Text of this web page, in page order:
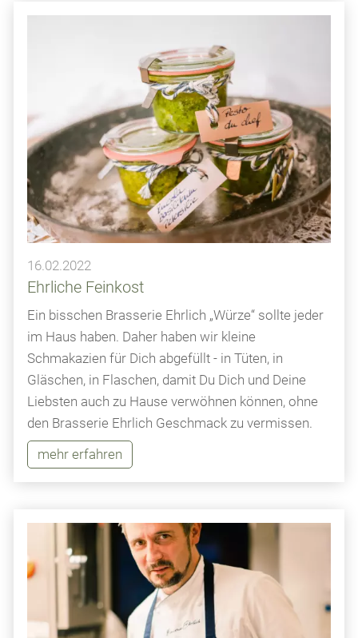
16.02.2022
Ehrliche Feinkost
Ein bisschen Brasserie Ehrlich „Würze“ sollte jeder
im Haus haben. Daher haben wir kleine
Schmakazien für Dich abgefüllt - in Tüten, in
Gläschen, in Flaschen, damit Du Dich und Deine
Liebsten auch zu Hause verwöhnen können, ohne
den Brasserie Ehrlich Geschmack zu vermissen.
mehr erfahren